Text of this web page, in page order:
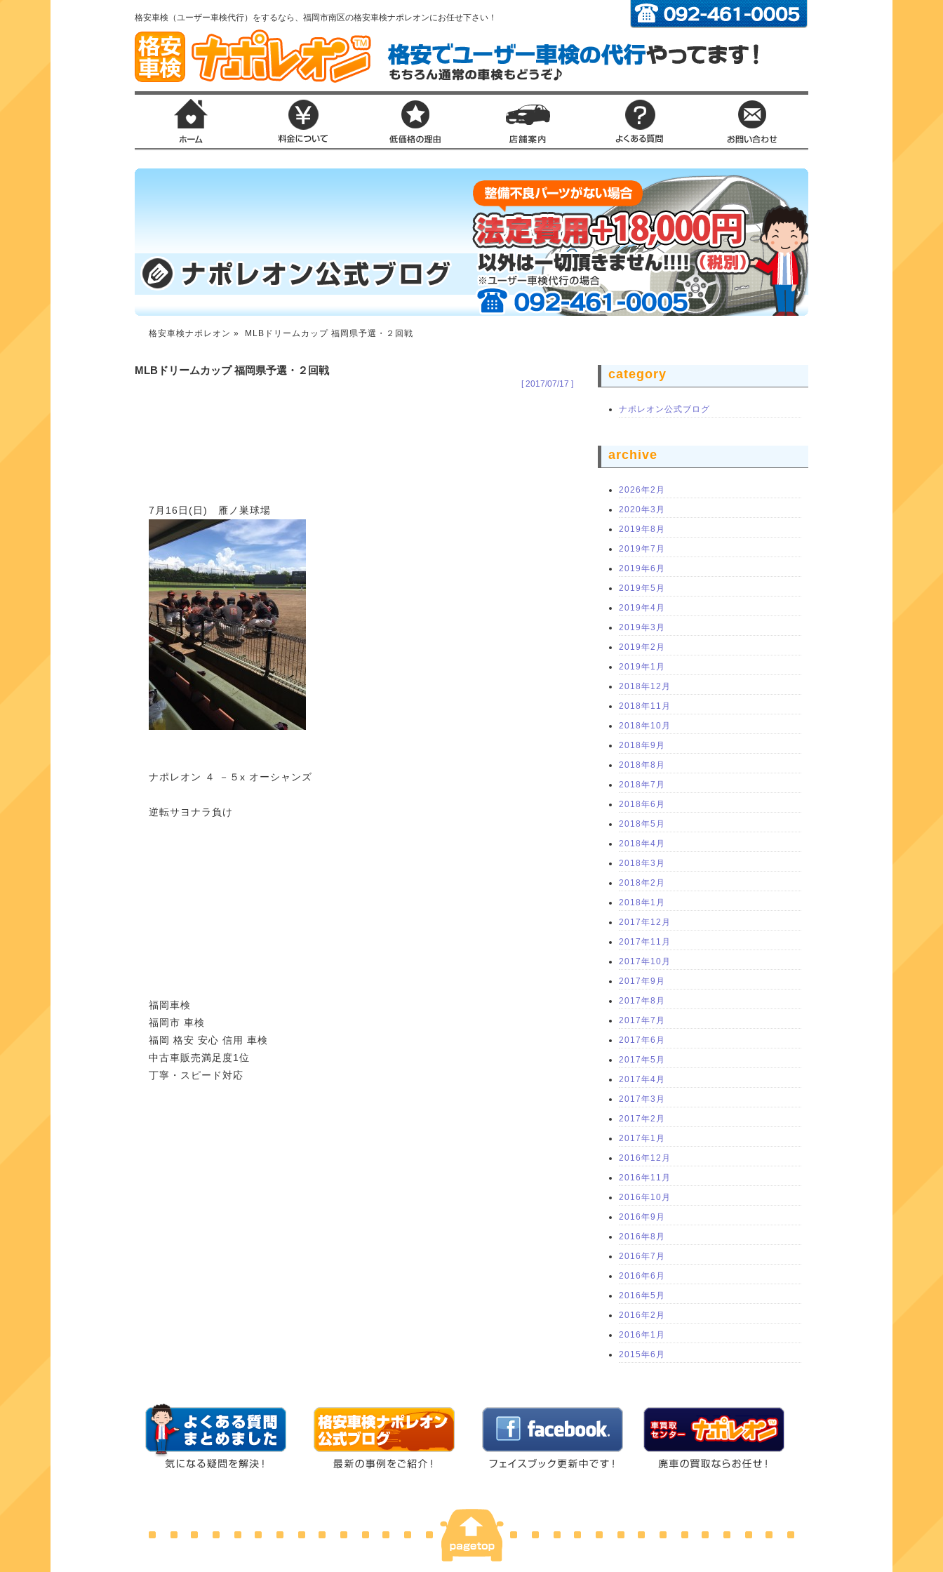
格安車検（ユーザー車検代行）をするなら、福岡市南区の格安車検ナポレオンにお任せ下さい！
格安車検ナポレオン » MLBドリームカップ 福岡県予選・２回戦
MLBドリームカップ 福岡県予選・２回戦
[ 2017/07/17 ]
7月16日(日) 雁ノ巣球場
ナポレオン ４ －５x オーシャンズ
逆転サヨナラ負け
福岡車検
福岡市 車検
福岡 格安 安心 信用 車検
中古車販売満足度1位
丁寧・スピード対応
category
ナポレオン公式ブログ
archive
2026年2月
2020年3月
2019年8月
2019年7月
2019年6月
2019年5月
2019年4月
2019年3月
2019年2月
2019年1月
2018年12月
2018年11月
2018年10月
2018年9月
2018年8月
2018年7月
2018年6月
2018年5月
2018年4月
2018年3月
2018年2月
2018年1月
2017年12月
2017年11月
2017年10月
2017年9月
2017年8月
2017年7月
2017年6月
2017年5月
2017年4月
2017年3月
2017年2月
2017年1月
2016年12月
2016年11月
2016年10月
2016年9月
2016年8月
2016年7月
2016年6月
2016年5月
2016年2月
2016年1月
2015年6月